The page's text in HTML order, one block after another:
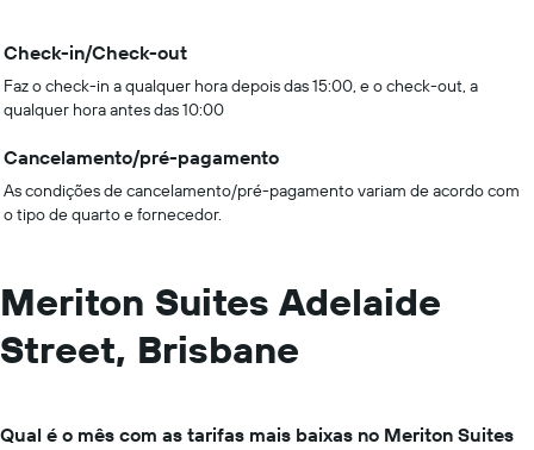
Check-in/Check-out
Faz o check-in a qualquer hora depois das 15:00, e o check-out, a
qualquer hora antes das 10:00
Cancelamento/pré-pagamento
As condições de cancelamento/pré-pagamento variam de acordo com
o tipo de quarto e fornecedor.
Meriton Suites Adelaide
Street, Brisbane
Qual é o mês com as tarifas mais baixas no Meriton Suites